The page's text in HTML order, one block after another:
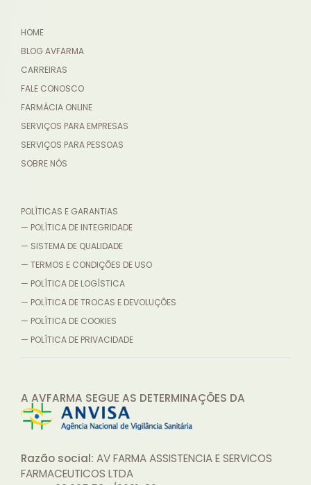
HOME
BLOG AVFARMA
CARREIRAS
FALE CONOSCO
FARMÁCIA ONLINE
SERVIÇOS PARA EMPRESAS
SERVIÇOS PARA PESSOAS
SOBRE NÓS
POLÍTICAS E GARANTIAS
— POLÍTICA DE INTEGRIDADE
— SISTEMA DE QUALIDADE
— TERMOS E CONDIÇÕES DE USO
— POLÍTICA DE LOGÍSTICA
— POLÍTICA DE TROCAS E DEVOLUÇÕES
— POLÍTICA DE COOKIES
— POLÍTICA DE PRIVACIDADE
A AVFARMA SEGUE AS DETERMINAÇÕES DA
Razão social: AV FARMA ASSISTENCIA E SERVICOS
FARMACEUTICOS LTDA